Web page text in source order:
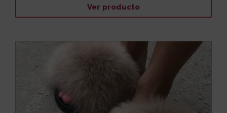
Ver producto